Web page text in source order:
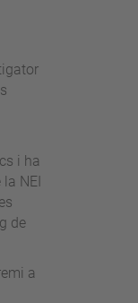
i ha
NEI
de
a